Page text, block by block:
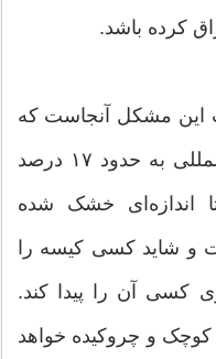
کرده باشد.
این مشکل آنجاست که
رطوبت در ایستگاه فضایی بین‌المللی به حدود ۱۷ درصد
اندازه‌ای خشک شده
و شاید کسی کیسه را
کسی آن را پیدا کند.
و چروکیده خواهد